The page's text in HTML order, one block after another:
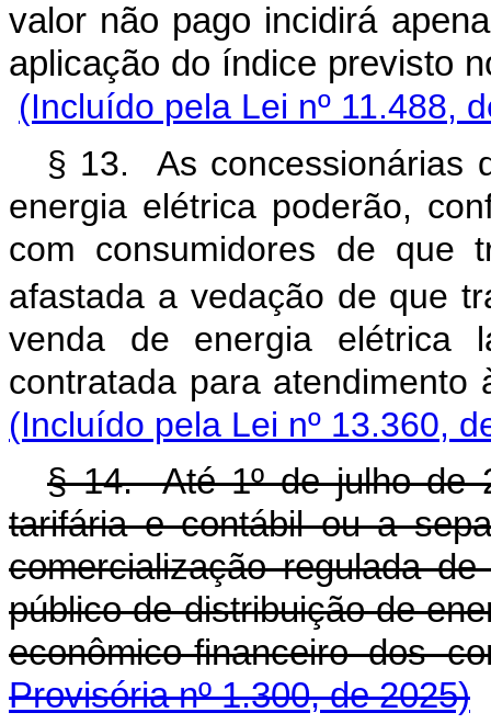
valor não pago incidirá
aplicação do índice previsto
(Incluído pela Lei nº 11.488,
§ 13. As concessionárias
energia elétrica poderão,
com consumidores de
afastada a vedação de que
venda de energia elétrica
contratada para
(Incluído pela Lei nº 13.360,
§ 14. Até 1º de julho de
tarifária e contábil ou a
comercialização regulada
público de distribuição de
econômico-financeiro
Provisória nº 1.300, de 2025)